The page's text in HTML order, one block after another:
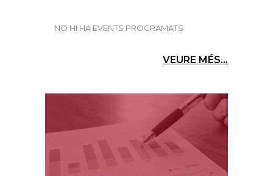
NO HI HA EVENTS PROGRAMATS
VEURE MÉS...